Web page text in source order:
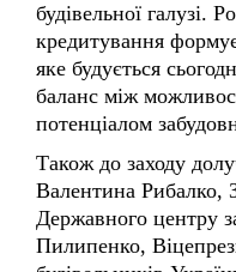
яке будується
баланс між
потенціалом
Також до заходу
Валентина Рибалко,
Державного центру
Пилипенко,
будівельників
ПБГ «Ковальська»